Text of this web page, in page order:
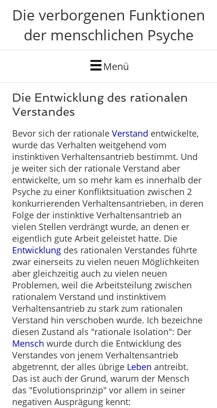
Die verborgenen Funktionen
der menschlichen Psyche
Menü
Die Entwicklung des rationalen
Verstandes
Bevor sich der rationale Verstand entwickelte,
wurde das Verhalten weitgehend vom
instinktiven Verhaltensantrieb bestimmt. Und
je weiter sich der rationale Verstand aber
entwickelte, um so mehr kam es innerhalb der
Psyche zu einer Konfliktsituation zwischen 2
konkurrierenden Verhaltensantrieben, in deren
Folge der instinktive Verhaltensantrieb an
vielen Stellen verdrängt wurde, an denen er
eigentlich gute Arbeit geleistet hatte. Die
Entwicklung des rationalen Verstandes führte
zwar einerseits zu vielen neuen Möglichkeiten
aber gleichzeitig auch zu vielen neuen
Problemen, weil die Arbeitsteilung zwischen
rationalem Verstand und instinktivem
Verhaltensantrieb zu stark zum rationalen
Verstand hin verschoben wurde. Ich bezeichne
diesen Zustand als "rationale Isolation": Der
Mensch wurde durch die Entwicklung des
Verstandes von jenem Verhaltensantrieb
abgetrennt, der alles übrige Leben antreibt.
Das ist auch der Grund, warum der Mensch
das "Evolutionsprinzip" vor allem in seiner
negativen Ausprägung kennt: